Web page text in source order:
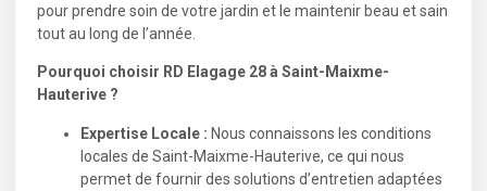
pour prendre soin de votre jardin et le maintenir beau et sain
tout au long de l’année.
Pourquoi choisir RD Elagage 28 à Saint-Maixme-
Hauterive ?
Expertise Locale : Nous connaissons les conditions
locales de Saint-Maixme-Hauterive, ce qui nous
permet de fournir des solutions d’entretien adaptées